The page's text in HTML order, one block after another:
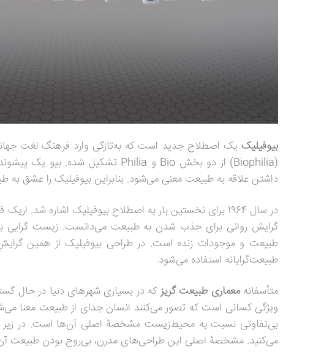
بیوفیلیکیک اصطلاح جدید است که به‌تازگی وارد فرهنگ لغت
(
Biophilia) از دو بخش Bio و Philia تشکیل شده. بیو یک پیشوند
داشتن علاقه به طبیعت معنی می‌شود. بنابراین بیوفیلیک را عشق به
در سال 1964 برای نخستین بار به اصطلاح بیوفیلیک اشاره شد. اریک فرم (
گرایش روانی برای جذب شدن به طبیعت می‌دانست. زیست گرایی به
طبیعت و موجودات زنده است. در طراحی بیوفیلیک از همین
طبیعت‌گرایانه استفاده می‌شود.
متأسفانهمعماری طبیعت گریزکه در بسیاری شهرهای دنیا در حال
ویژگی کسانی است که تصور می‌کنند انسان جدای از طبیعت معنا
بی‌تفاوتی نسبت به محیط‌زیست مشخصه اصلی آن‌ها است. در
می‌کنید. مشخصه اصلی این طراحی‌های مدرن، بی‌روح بودن طبیعت